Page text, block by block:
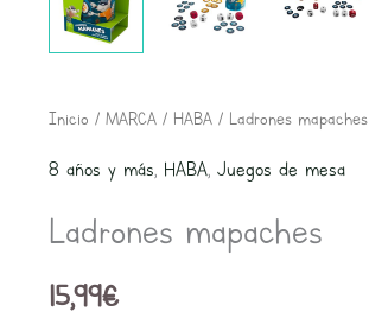
Inicio / MARCA/ HABA/ Ladrones mapaches
8 años y más, HABA, Juegos de mesa
Ladrones mapaches
15,99€